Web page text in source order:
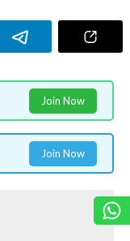
Join Now
Join Now